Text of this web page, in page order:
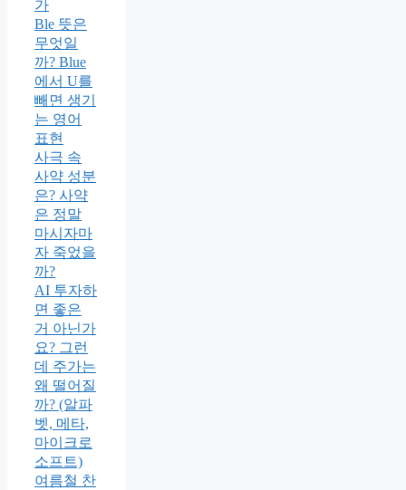
가
Ble 뜻은
무엇일
까? Blue
에서 U를
빼면 생기
는 영어
표현
사극 속
사약 성분
은? 사약
은 정말
마시자마
자 죽었을
까?
AI 투자하
면 좋은
거 아닌가
요? 그런
데 주가는
왜 떨어질
까? (알파
벳, 메타,
마이크로
소프트)
여름철 찬